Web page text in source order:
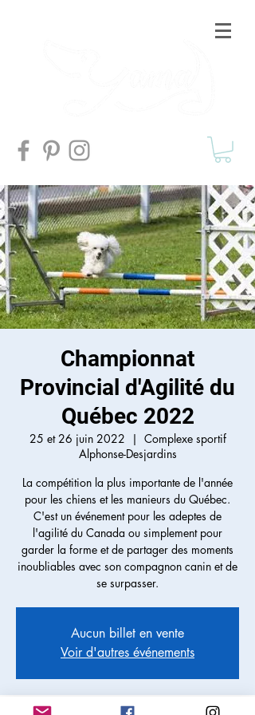
Championnat
Provincial d'Agilité du
Québec 2022
25 et 26 juin 2022
  |
Complexe sportif
Alphonse-Desjardins
La compétition la plus importante de l'année
pour les chiens et les manieurs du Québec.
C'est un événement pour les adeptes de
l'agilité du Canada ou simplement pour
garder la forme et de partager des moments
inoubliables avec son compagnon canin et de
se surpasser.
Aucun billet en vente
Voir d'autres événements